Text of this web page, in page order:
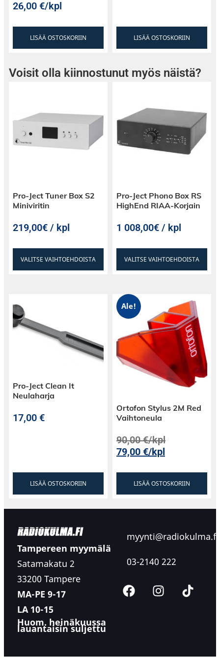
AM 5 Aktiivikaiutin on ihanteellinen plug&play
valinta pc tietokoneille, mac tietokoneille,
pelaamisesta entistä intensiivisemmän
musiikkisoittimen tai serverin täysiveriseksi
kytkimet äänensävysäädöille takaa aina
parhaan mahdollisen äänentoiston.
Huippuluokan HiFi ja TV kaiutinjärjestelmä
Varustettuna kaikilla studio aktiivimonitorin
täysiverinen HiFi kaiutin ja loistava lisäys
television kumppaniksi. Kytkettynä suoraan
television kuulokeliitäntään, voit helposti
säätää äänenvoimakkuutta suoraan tv:n
kaukosäätimestä, ja sen vaikuttavat
äänenparannusominaisuudet muuttaa jokaisen
leffahetken elokuvateatterimaiseksi
kokemukseksi. Lisävarusteena saatava
seinä/kattoteline mahdollistaa kaiuttimen
26,00€/kpl
LISÄÄ OSTOSKORIIN LISÄÄ OSTOSKORIIN
Voisit olla kiinnostunut myös näistä?
Pro-Ject Tuner Box S2
Miniviritin
219,00€ / kpl
VALITSE VAIHTOEHDOISTA
Pro-Ject Phono Box RS
HighEnd RIAA-Korjain
1 008,00€ / kpl
VALITSE VAIHTOEHDOISTA
Pro-Ject Clean It
Neulaharja
17,00€
LISÄÄ OSTOSKORIIN
Ale!
Ortofon Stylus 2M Red
Vaihtoneula
90,00€/kpl
79,00€/kpl
LISÄÄ OSTOSKORIIN
Tampereen myymälä
Satamakatu 2
33200 Tampere
MA-PE 9-17
LA 10-15
Huom. heinäkuussa
lauantaisin suljettu
myynti@radiokulma.fi
03-2140 222